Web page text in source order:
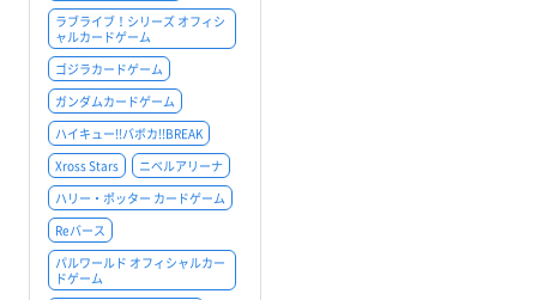
ラブライブ！シリーズ オフィシ
ャルカードゲーム
ゴジラカードゲーム
ガンダムカードゲーム
ハイキュー!!バボカ!!BREAK
Xross Stars
ニベルアリーナ
ハリー・ポッター カードゲーム
Reバース
パルワールド オフィシャルカー
ドゲーム